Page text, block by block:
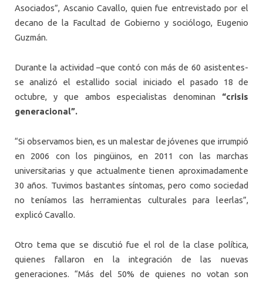
Asociados”, Ascanio Cavallo, quien fue entrevistado por el
decano de la Facultad de Gobierno y sociólogo, Eugenio
Guzmán.
Durante la actividad –que contó con más de 60 asistentes-
se analizó el estallido social iniciado el pasado 18 de
octubre, y que ambos especialistas denominan “crisis
generacional”.
“Si observamos bien, es un malestar de jóvenes que irrumpió
en 2006 con los pingüinos, en 2011 con las marchas
universitarias y que actualmente tienen aproximadamente
30 años. Tuvimos bastantes síntomas, pero como sociedad
no teníamos las herramientas culturales para leerlas”,
explicó Cavallo.
Otro tema que se discutió fue el rol de la clase política,
quienes fallaron en la integración de las nuevas
generaciones. “Más del 50% de quienes no votan son